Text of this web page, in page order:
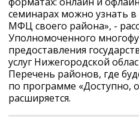
семинарах можно узнать
МФЦ своего района», -
Уполномоченного
предоставления
услуг Нижегородской
Перечень районов, где
по программе «Доступно,
расширяется.